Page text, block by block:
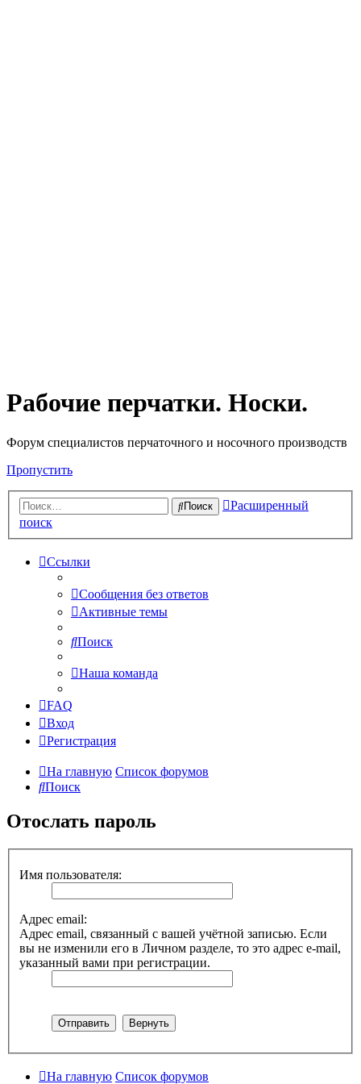
Рабочие перчатки. Носки.
Форум специалистов перчаточного и носочного производств
Пропустить
Поиск
Расширенный
поиск
Ссылки
Сообщения без ответов
Активные темы
Поиск
Наша команда
FAQ
Вход
Регистрация
На главную Список форумов
Поиск
Отослать пароль
Имя пользователя:
Адрес email:
Адрес email, связанный с вашей учётной записью. Если
вы не изменили его в Личном разделе, то это адрес e-mail,
указанный вами при регистрации.
На главную Список форумов